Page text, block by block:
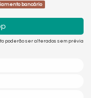
bancário
poderão ser alterados sem prévia